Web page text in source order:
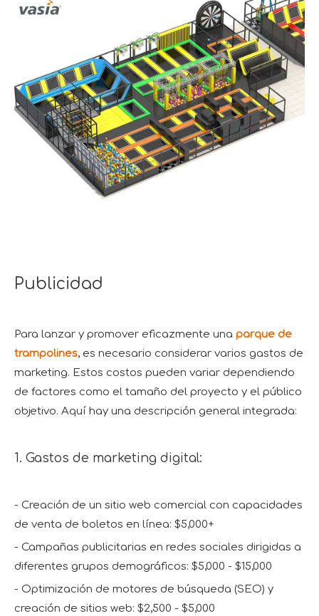
Publicidad
Para lanzar y promover eficazmente una parque de
trampolines, es necesario considerar varios gastos de
marketing. Estos costos pueden variar dependiendo
de factores como el tamaño del proyecto y el público
objetivo. Aquí hay una descripción general integrada:
1. Gastos de marketing digital:
- Creación de un sitio web comercial con capacidades
de venta de boletos en línea: $5,000+
- Campañas publicitarias en redes sociales dirigidas a
diferentes grupos demográficos: $5,000 - $15,000
- Optimización de motores de búsqueda (SEO) y
creación de sitios web: $2,500 - $5,000